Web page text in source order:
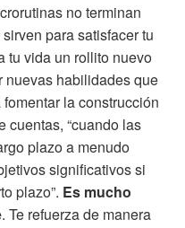
no terminan
para satisfacer tu
tu vida un rollito nuevo
nuevas habilidades que
la construcción
cuentas, “cuando las
plazo a menudo
significativos si
plazo”. Es mucho
. Te refuerza de manera